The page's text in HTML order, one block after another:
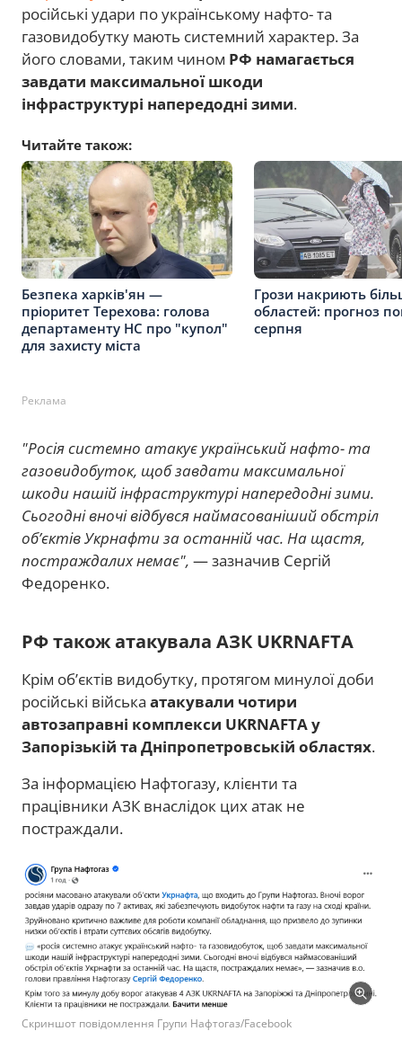
російські удари по українському нафто- та
газовидобутку мають системний характер. За
його словами, таким чином РФ намагається
завдати максимальної шкоди
інфраструктурі напередодні зими.
Читайте також:
Безпека харків'ян —
пріоритет Терехова: голова
департаменту НС про "купол"
для захисту міста
Грози накриють
областей: прогноз
серпня
Реклама
"Росія системно атакує український нафто- та
газовидобуток, щоб завдати максимальної
шкоди нашій інфраструктурі напередодні зими.
Сьогодні вночі відбувся наймасованіший обстріл
об’єктів Укрнафти за останній час. На щастя,
постраждалих немає", — зазначив Сергій
Федоренко.
РФ також атакувала АЗК UKRNAFTA
Крім об’єктів видобутку, протягом минулої доби
російські війська атакували чотири
автозаправні комплекси UKRNAFTA у
Запорізькій та Дніпропетровській областях.
За інформацією Нафтогазу, клієнти та
працівники АЗК внаслідок цих атак не
постраждали.
Скриншот повідомлення Групи Нафтогаз/Facebook